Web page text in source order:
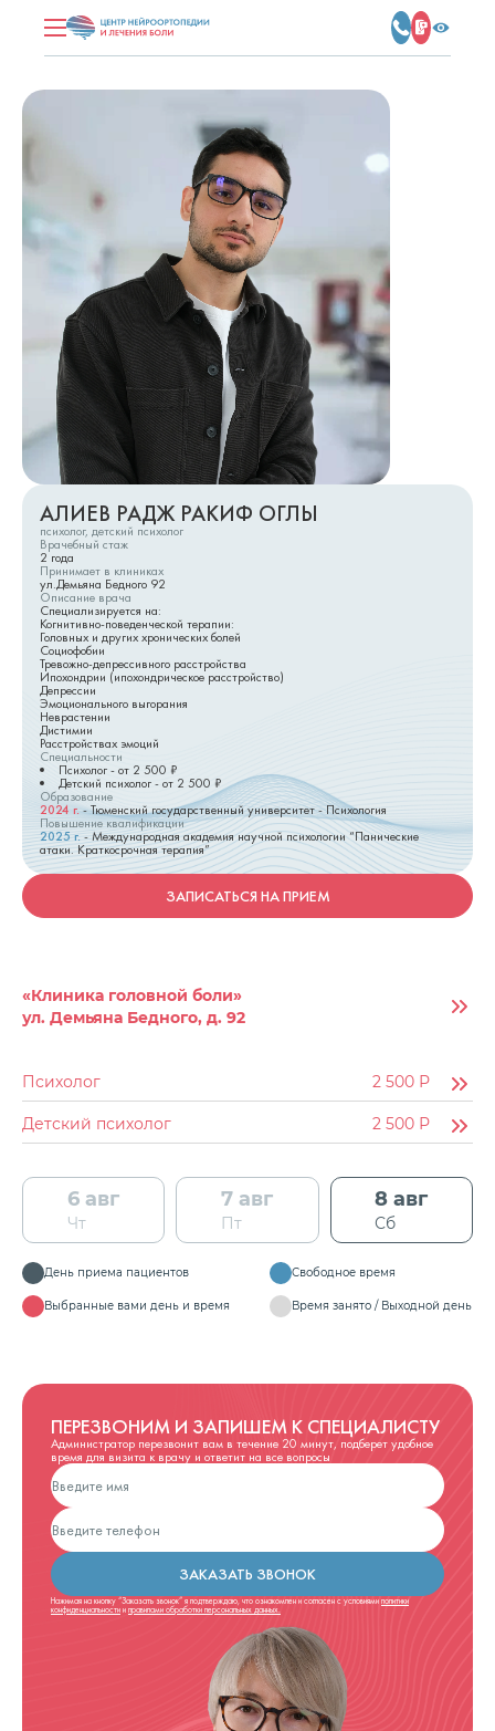
АЛИЕВ РАДЖ РАКИФ ОГЛЫ
психолог, детский психолог
Врачебный стаж
2 года
Принимает в клиниках
ул.Демьяна Бедного 92
Описание врача
Специализируется на:
Когнитивно-поведенческой терапии:
Головных и других хронических болей
Социофобии
Тревожно-депрессивного расстройства
Ипохондрии (ипохондрическое расстройство)
Депрессии
Эмоционального выгорания
Неврастении
Дистимии
Расстройствах эмоций
Специальности
Психолог- от 2 500 ₽
Детский психолог- от 2 500 ₽
Образование
2024 г.-Тюменский государственный университет - Психология
Повышение квалификации
2025г.-Международная академия научной психологии “Панические
атаки. Краткосрочная терапия”
ЗАПИСАТЬСЯ НА ПРИЕМ
«Клиника головной боли»
ул. Демьяна Бедного, д. 92
Психолог 2 500 Р
Детский психолог 2 500 Р
6 авг
Чт
7 авг
Пт
8 авг
Сб
День приема пациентов Свободное время
Выбранные вами день и время Время занято / Выходной день
ПЕРЕЗВОНИМ И ЗАПИШЕМ К СПЕЦИАЛИСТУ
Администратор перезвонит вам в течение 20 минут, подберет удобное
время для визита к врачу и ответит на все вопросы
ЗАКАЗАТЬ ЗВОНОК
Нажимая на кнопку “Заказать звонок” я подтверждаю, что ознакомлен и согласен с условиями политики
конфиденциальности и правилами обработки персональных данных.